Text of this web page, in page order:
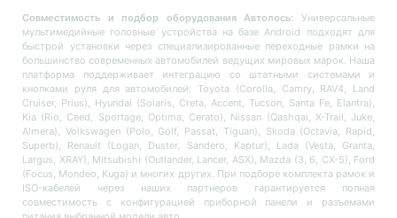
Совместимость и подбор оборудования Автолось:
Универсальные
мультимедийные головные устройства на базе Android подходят для
быстрой установки через специализированные переходные рамки на
большинство современных автомобилей ведущих мировых марок. Наша
платформа поддерживает интеграцию со штатными системами и
кнопками руля для автомобилей: Toyota (Corolla, Camry, RAV4, Land
Cruiser, Prius), Hyundai (Solaris, Creta, Accent, Tucson, Santa Fe, Elantra),
Kia (Rio, Ceed, Sportage, Optima, Cerato), Nissan (Qashqai, X-Trail, Juke,
Almera), Volkswagen (Polo, Golf, Passat, Tiguan), Skoda (Octavia, Rapid,
Superb), Renault (Logan, Duster, Sandero, Kaptur), Lada (Vesta, Granta,
Largus, XRAY), Mitsubishi (Outlander, Lancer, ASX), Mazda (3, 6, CX-5), Ford
(Focus, Mondeo, Kuga) и многих других. При подборе комплекта рамок и
ISO-кабелей через наших партнеров гарантируется полная
совместимость с конфигурацией приборной панели и разъемами